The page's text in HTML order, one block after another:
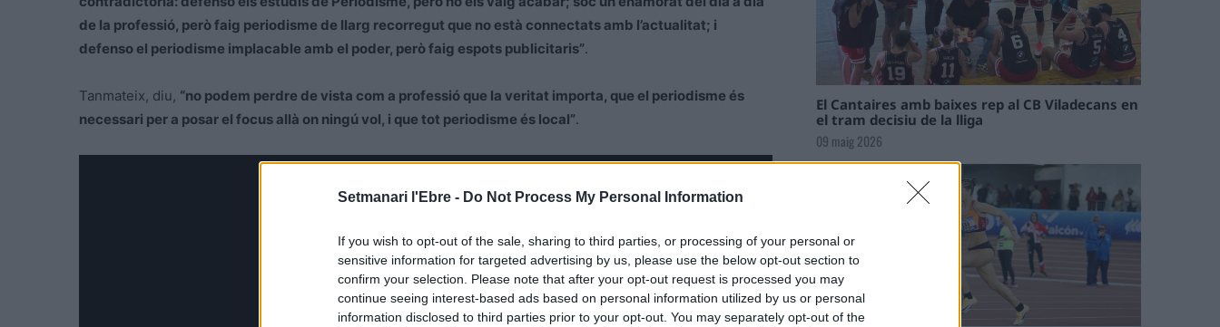
Setmanari l'Ebre - Do Not Process My Personal Information
If you wish to opt-out of the sale, sharing to third parties, or processing of your personal or
sensitive information for targeted advertising by us, please use the below opt-out section to
confirm your selection. Please note that after your opt-out request is processed you may
continue seeing interest-based ads based on personal information utilized by us or personal
information disclosed to third parties prior to your opt-out. You may separately opt-out of the
de la professió, però faig periodisme de llarg recorregut que no està connectats amb l’actualitat; i
defenso el periodisme implacable amb el poder, però faig espots publicitaris”.
Tanmateix, diu, “no podem perdre de vista com a professió que la veritat importa, que el periodisme és
necessari per a posar el focus allà on ningú vol, i que tot periodisme és local”.
El Cantaires amb baixes rep al CB Viladecans en
el tram decisiu de la lliga
09 maig 2026